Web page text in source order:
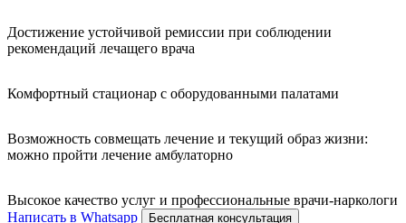
Достижение устойчивой ремиссии при соблюдении
рекомендаций лечащего врача
Комфортный стационар с оборудованными палатами
Возможность совмещать лечение и текущий образ жизни:
можно пройти лечение амбулаторно
Высокое качество услуг и профессиональные врачи-наркологи
Написать в Whatsapp
Бесплатная консультация